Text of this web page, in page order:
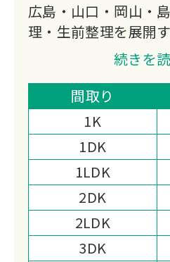
広島・山口・岡山・
理・生前整理を展開
遺品買取や特殊清掃
広く対応し、24時間
お見積り後の追加料
会計。
丁寧な作業と誠実な
から高い評価をいた
続きを
間取り
1K
1DK
1LDK
2DK
2LDK
3DK